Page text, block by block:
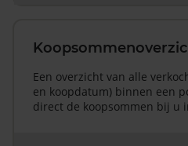
Een overzicht van alle
en koopdatum) binnen een
direct de koopsommen bij u